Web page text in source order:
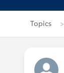
Topics